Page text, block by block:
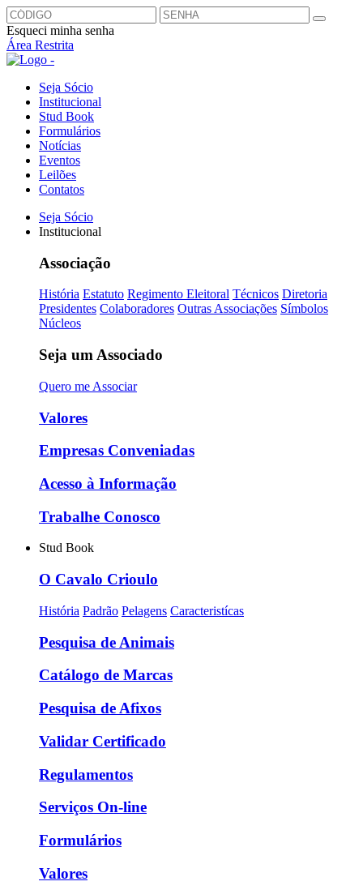
Esqueci minha senha
Área Restrita
Seja Sócio
Institucional
Stud Book
Formulários
Notícias
Eventos
Leilões
Contatos
Seja Sócio
Institucional
Associação
História Estatuto Regimento Eleitoral Técnicos Diretoria
Presidentes Colaboradores Outras Associações Símbolos
Núcleos
Seja um Associado
Quero me Associar
Valores
Empresas Conveniadas
Acesso à Informação
Trabalhe Conosco
Stud Book
O Cavalo Crioulo
História Padrão Pelagens Caracteristícas
Pesquisa de Animais
Catálogo de Marcas
Pesquisa de Afixos
Validar Certificado
Regulamentos
Serviços On-line
Formulários
Valores